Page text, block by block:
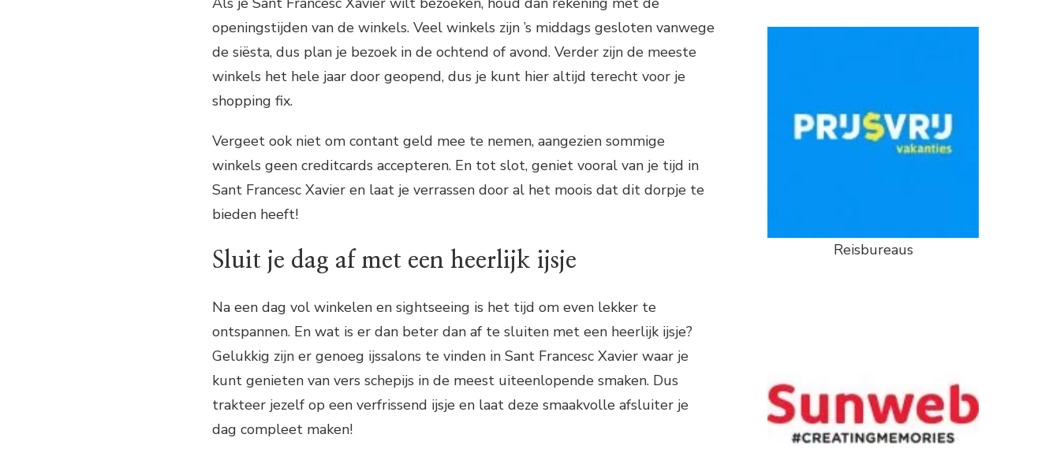
openingstijden van de winkels. Veel winkels zijn ’s middags gesloten vanwege
de siësta, dus plan je bezoek in de ochtend of avond. Verder zijn de meeste
winkels het hele jaar door geopend, dus je kunt hier altijd terecht voor je
shopping fix.
Vergeet ook niet om contant geld mee te nemen, aangezien sommige
winkels geen creditcards accepteren. En tot slot, geniet vooral van je tijd in
Sant Francesc Xavier en laat je verrassen door al het moois dat dit dorpje te
bieden heeft!
Sluit je dag af met een heerlijk ijsje
Na een dag vol winkelen en sightseeing is het tijd om even lekker te
ontspannen. En wat is er dan beter dan af te sluiten met een heerlijk ijsje?
Gelukkig zijn er genoeg ijssalons te vinden in Sant Francesc Xavier waar je
kunt genieten van vers schepijs in de meest uiteenlopende smaken. Dus
trakteer jezelf op een verfrissend ijsje en laat deze smaakvolle afsluiter je
dag compleet maken!
Reisbureaus